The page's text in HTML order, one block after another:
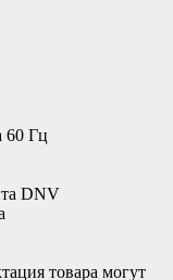
60 Гц
DNV
товара могут